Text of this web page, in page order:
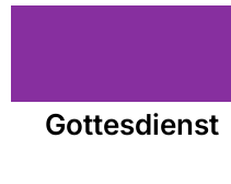
Gottesdienst